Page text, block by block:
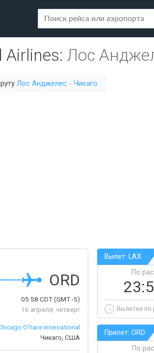
Airlines: Лос
Лос Анджелес - Чикаго
ORD
05:58 CDT(GMT -5)
16 апреля, четверг
O'hare International
Чикаго, США
Вылет: LAX
По
Вылетел по
Прилет: ORD
По